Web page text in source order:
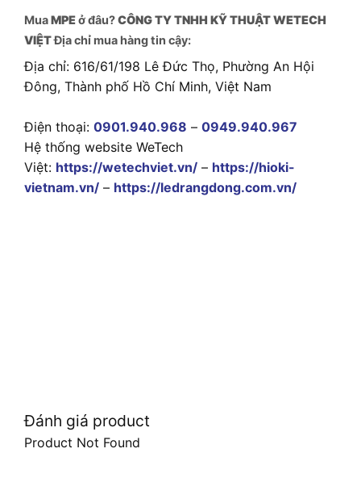
MuaMPEở đâu?CÔNG TY TNHH KỸ THUẬT WETECH
VIỆTĐịa chỉ mua hàng tin cậy:
Địa chỉ: 616/61/198 Lê Đức Thọ, Phường An Hội
Đông, Thành phố Hồ Chí Minh, Việt Nam
Điện thoại: 0901.940.968 – 0949.940.967
Hệ thống website WeTech
Việt: https://wetechviet.vn/ – https://hioki-
vietnam.vn/ – https://ledrangdong.com.vn/
Đánh giá product
Product Not Found